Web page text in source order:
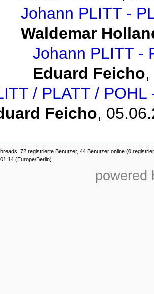
Johann PLITT -
Waldemar
Johann PLITT -
Eduard Feicho,
/ PLATT /
Feicho,
72 registrierte Benutzer, 44 Benutzer online (0
(Europe/Berlin)
powered